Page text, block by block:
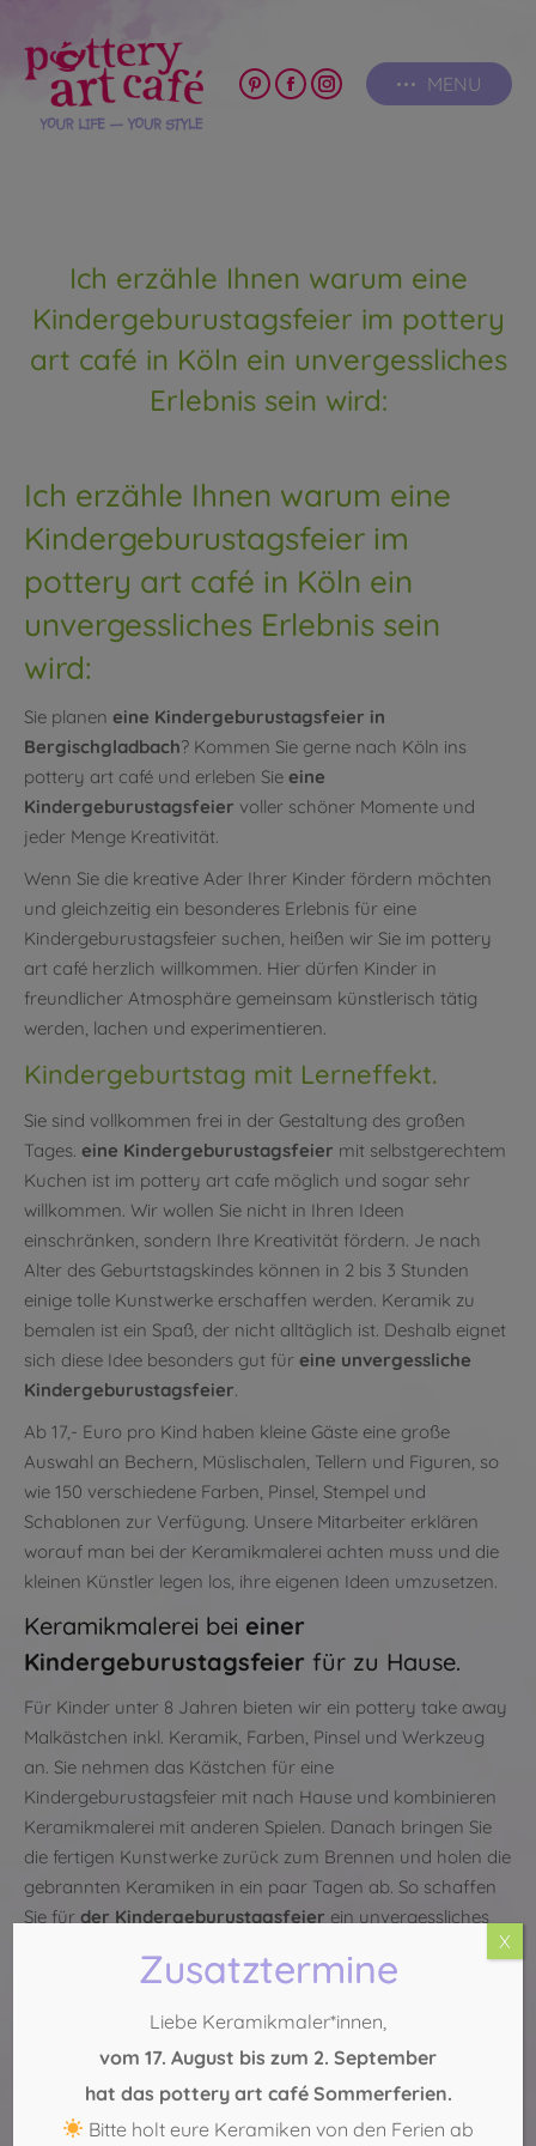
MENU
PinterestFacebook
Instagram
Ich erzähle Ihnen warum eine
Kindergeburustagsfeier im pottery
art café in Köln ein unvergessliches
Erlebnis sein wird:
Ich erzähle Ihnen warum eine
Kindergeburustagsfeier im
pottery art café in Köln ein
unvergessliches Erlebnis sein
wird:
Sie planen eine Kindergeburustagsfeier in
Bergischgladbach? Kommen Sie gerne nach Köln ins
pottery art café und erleben Sie eine
Kindergeburustagsfeier voller schöner Momente und
jeder Menge Kreativität.
Wenn Sie die kreative Ader Ihrer Kinder fördern möchten
und gleichzeitig ein besonderes Erlebnis für eine
Kindergeburustagsfeier suchen, heißen wir Sie im pottery
art café herzlich willkommen. Hier dürfen Kinder in
freundlicher Atmosphäre gemeinsam künstlerisch tätig
werden, lachen und experimentieren.
Kindergeburtstag mit Lerneffekt.
Sie sind vollkommen frei in der Gestaltung des großen
Tages. eine Kindergeburustagsfeier mit selbstgerechtem
Kuchen ist im pottery art cafe möglich und sogar sehr
willkommen. Wir wollen Sie nicht in Ihren Ideen
einschränken, sondern Ihre Kreativität fördern. Je nach
Alter des Geburtstagskindes können in 2 bis 3 Stunden
einige tolle Kunstwerke erschaffen werden. Keramik zu
bemalen ist ein Spaß, der nicht alltäglich ist. Deshalb eignet
sich diese Idee besonders gut für eine unvergessliche
Kindergeburustagsfeier.
Ab 17,- Euro pro Kind haben kleine Gäste eine große
Auswahl an Bechern, Müslischalen, Tellern und Figuren, so
wie 150 verschiedene Farben, Pinsel, Stempel und
Schablonen zur Verfügung. Unsere Mitarbeiter erklären
worauf man bei der Keramikmalerei achten muss und die
kleinen Künstler legen los, ihre eigenen Ideen umzusetzen.
Keramikmalerei bei einer
Kindergeburustagsfeier für zu Hause.
Für Kinder unter 8 Jahren bieten wir ein pottery take away
Malkästchen inkl. Keramik, Farben, Pinsel und Werkzeug
an. Sie nehmen das Kästchen für eine
Kindergeburustagsfeier mit nach Hause und kombinieren
Keramikmalerei mit anderen Spielen. Danach bringen Sie
die fertigen Kunstwerke zurück zum Brennen und holen die
gebrannten Keramiken in ein paar Tagen ab. So schaffen
Sie für der Kindergeburustagsfeier ein unvergessliches
Jetzt freie Zeiten anfragen
0221 – 29 888 554
0221 – 271 75 69
Zusatztermine
Liebe Keramikmaler*innen,
vom 17. August bis zum 2. September
hat das pottery art café Sommerferien.
Bitte holt eure Keramiken von den Ferien ab
X